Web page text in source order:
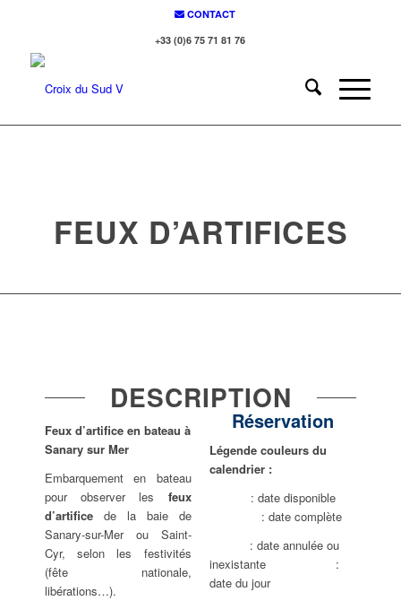
CONTACT
+33 (0)6 75 71 81 76
FEUX D’ARTIFICES
DESCRIPTION
Feux d’artifice en bateau à
Sanary sur Mer
Embarquement en bateau
pour observer les feux
d’artifice de la baie de
Sanary-sur-Mer ou Saint-
Cyr, selon les festivités
(fête nationale,
libérations…).
Réservation
Légende couleurs du
calendrier :
: date disponible
: date complète
: date annulée ou
inexistante
:
date du jour